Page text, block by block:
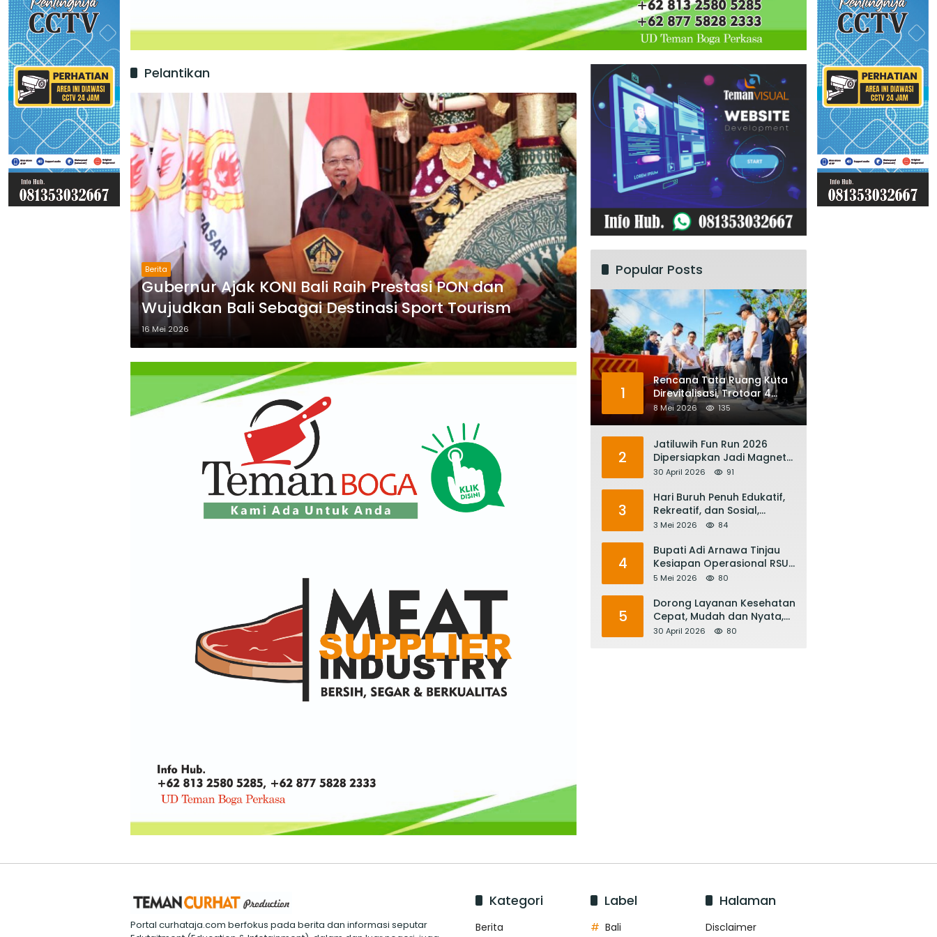
Pelantikan
Berita
Gubernur Ajak KONI Bali Raih Prestasi PON dan
Wujudkan Bali Sebagai Destinasi Sport Tourism
16 Mei 2026
Popular Posts
1
Rencana Tata Ruang Kuta
Direvitalisasi, Trotoar 4
Meter dan Integrasi
Transportasi Listrik
8 Mei 2026 135
2
Jatiluwih Fun Run 2026
Dipersiapkan Jadi Magnet
Pariwisata Internasional,
Pariwisata Bali
30 April 2026 91
3
Hari Buruh Penuh Edukatif,
Rekreatif, dan Sosial,
Gubernur Koster: Matur
Mesin Ekonomi Bali
3 Mei 2026 84
4
Bupati Adi Arnawa Tinjau
Kesiapan Operasional RSUD
Giri Asih, Harapkan Jadi RS
5 Mei 2026 80
5
Dorong Layanan Kesehatan
Cepat, Mudah dan Nyata,
Bupati Adi Arnawa Evaluasi
30 April 2026 80
Portal curhataja.com berfokus pada berita dan informasi seputar
Kategori
Berita
Label
Bali
Halaman
Disclaimer